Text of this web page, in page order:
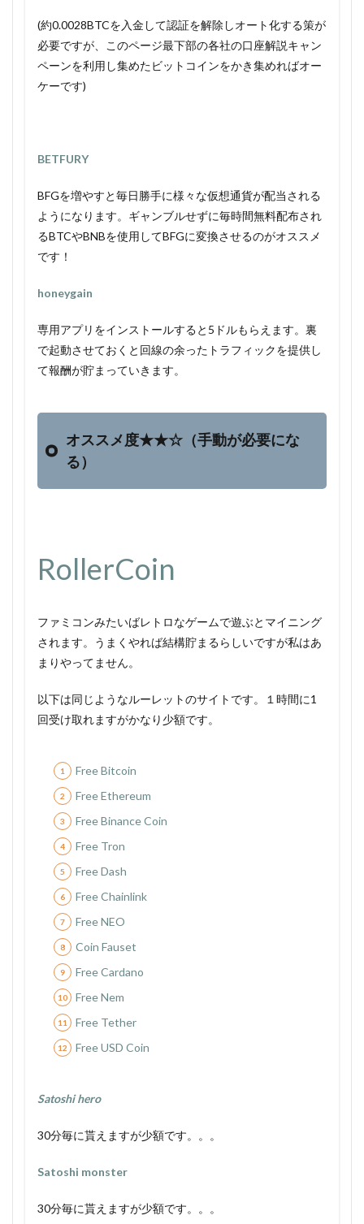
(約0.0028BTCを入金して認証を解除しオート化する策が
必要ですが、このページ最下部の各社の口座解説キャン
ペーンを利用し集めたビットコインをかき集めればオー
ケーです)
BETFURY
BFGを増やすと毎日勝手に様々な仮想通貨が配当される
ようになります。ギャンブルせずに毎時間無料配布され
るBTCやBNBを使用してBFGに変換させるのがオススメ
です！
honeygain
専用アプリをインストールすると5ドルもらえます。裏
で起動させておくと回線の余ったトラフィックを提供し
て報酬が貯まっていきます。
オススメ度★★☆（手動が必要にな
る）
RollerCoin
ファミコンみたいばレトロなゲームで遊ぶとマイニング
されます。うまくやれば結構貯まるらしいですが私はあ
まりやってません。
以下は同じようなルーレットのサイトです。１時間に1
回受け取れますがかなり少額です。
Free Bitcoin
Free Ethereum
Free Binance Coin
Free Tron
Free Dash
Free Chainlink
Free NEO
Coin Fauset
Free Cardano
Free Nem
Free Tether
Free USD Coin
Satoshi hero
30分毎に貰えますが少額です。。。
Satoshi monster
30分毎に貰えますが少額です。。。